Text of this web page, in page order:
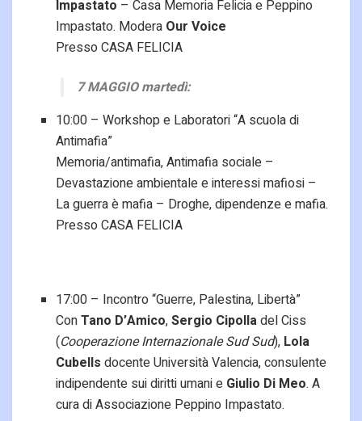
Impastato – Casa Memoria Felicia e Peppino
Impastato. Modera Our Voice
Presso CASA FELICIA
7 MAGGIO martedì:
10:00 – Workshop e Laboratori “A scuola di
Antimafia”
Memoria/antimafia, Antimafia sociale –
Devastazione ambientale e interessi mafiosi –
La guerra è mafia – Droghe, dipendenze e mafia.
Presso CASA FELICIA
17:00 – Incontro “Guerre, Palestina, Libertà”
ConTano D’Amico,Sergio Cipolladel Ciss
(Cooperazione Internazionale Sud Sud), Lola
Cubells docente Università Valencia, consulente
indipendente sui diritti umani e Giulio Di Meo. A
cura di Associazione Peppino Impastato.